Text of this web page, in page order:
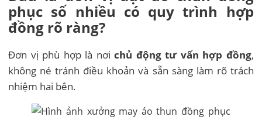
phục số nhiều có quy trình hợp
đồng rõ ràng?
Đơn vị phù hợp là nơichủ động tư vấn hợp đồng,
không né tránh điều khoản và sẵn sàng làm rõ trách
nhiệm hai bên.